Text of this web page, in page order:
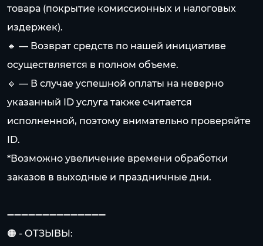
товара (покрытие комиссионных и налоговых
издержек).
🔸 — Возврат средств по нашей инициативе
осуществляется в полном объеме.
🔸 — В случае успешной оплаты на неверно
указанный ID услуга также считается
исполненной, поэтому внимательно проверяйте
ID.
*Возможно увеличение времени обработки
заказов в выходные и праздничные дни.
➖➖➖➖➖➖➖➖➖➖➖➖➖➖
🟠 - ОТЗЫВЫ: